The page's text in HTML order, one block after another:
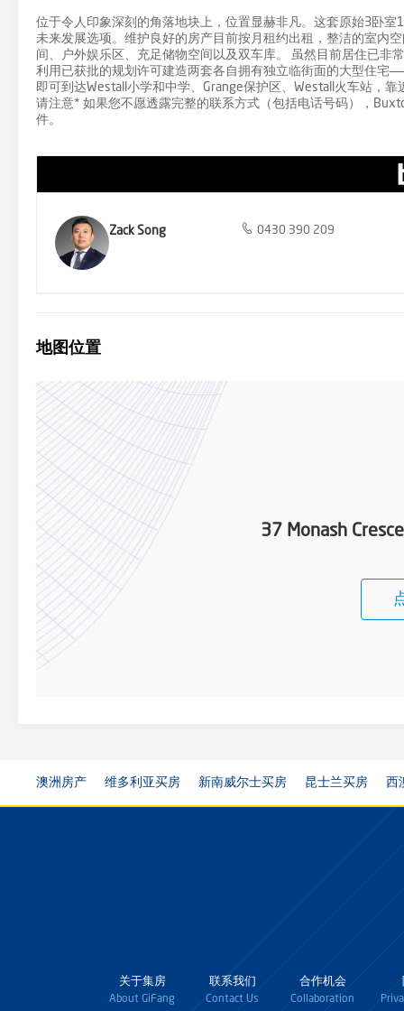
位于令人印象深刻的角落地块上，位置显赫非凡。这套原始3卧
未来发展选项。维护良好的房产目前按月租约出租，整洁的室内
间、户外娱乐区、充足储物空间以及双车库。 虽然目前居住已
利用已获批的规划许可建造两套各自拥有独立临街面的大型住宅
即可到达Westall小学和中学、Grange保护区、Westall火车站，
请注意* 如果您不愿透露完整的联系方式（包括电话号码），
件。
Zack Song 0430 390 209
地图位置
37 Monash
澳洲房产 维多利亚买房 新南威尔士买房 昆士兰买房 西
关于集房
About GiFang
联系我们
Contact Us
合作机会
Collaboration